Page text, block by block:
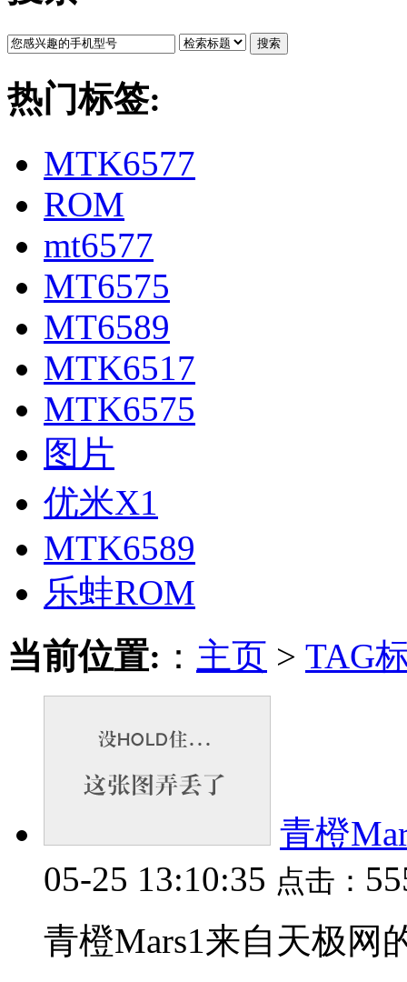
搜索
热门标签:
MTK6577
ROM
mt6577
MT6575
MT6589
MTK6517
MTK6575
图片
优米X1
MTK6589
乐蛙ROM
当前位置: ： 主页 > TAG
青橙
05-25 13:10:35 点击：
青橙Mars1来自天极网